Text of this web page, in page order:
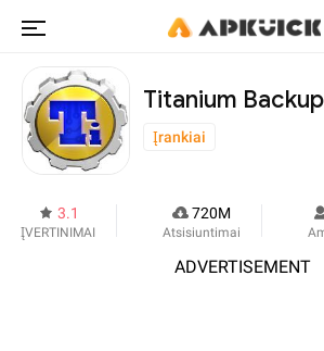
Titanium Backup
Įrankiai
3.1
ĮVERTINIMAI
720M
Atsisiuntimai
ADVERTISEMENT